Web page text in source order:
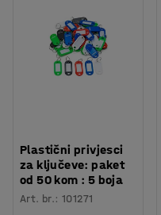
Na ovom tepihu ne
kotačima.
15 kg
Plastični privjesci
za ključeve: paket
od 50 kom : 5 boja
Art. br.:101271